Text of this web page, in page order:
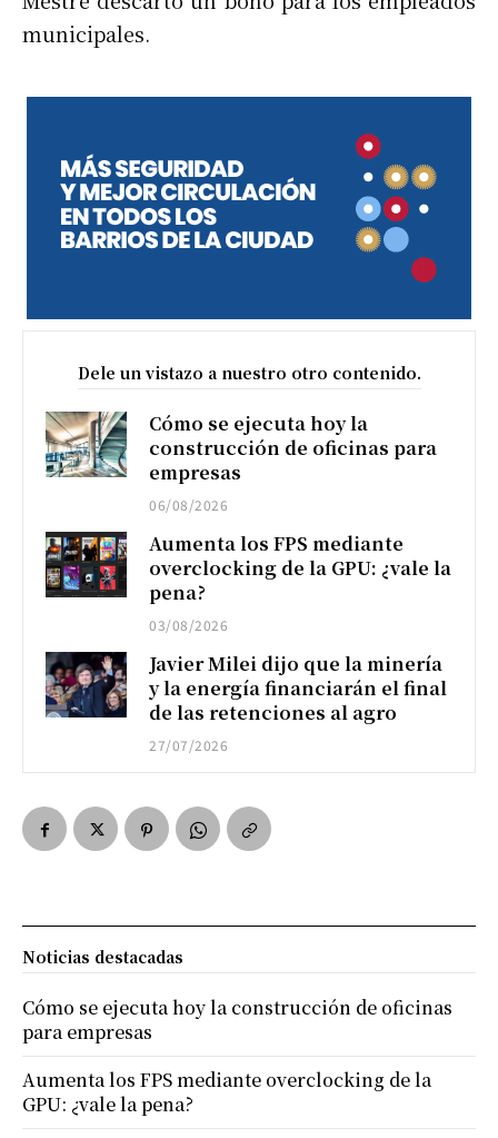
municipales.
Dele un vistazo a nuestro otro contenido.
Cómo se ejecuta hoy la
construcción de oficinas para
empresas
06/08/2026
Aumenta los FPS mediante
overclocking de la GPU: ¿vale la
pena?
03/08/2026
Javier Milei dijo que la minería
y la energía financiarán el final
de las retenciones al agro
27/07/2026
Noticias destacadas
Cómo se ejecuta hoy la construcción de oficinas
para empresas
Aumenta los FPS mediante overclocking de la
GPU: ¿vale la pena?